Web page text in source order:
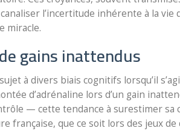
l’incertitude inhérente à la vie
miracle.
gains inattendus
à divers biais cognitifs lorsqu’il
d’adrénaline lors d’un gain
— cette tendance à surestimer sa
que ce soit lors des jeux de